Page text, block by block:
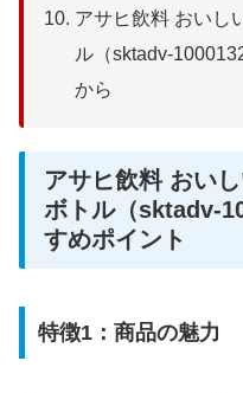
アサヒ飲料 おいし
ル（sktadv-
から
アサヒ飲料 おい
ボトル（sktadv-
すめポイント
特徴1：商品の魅力